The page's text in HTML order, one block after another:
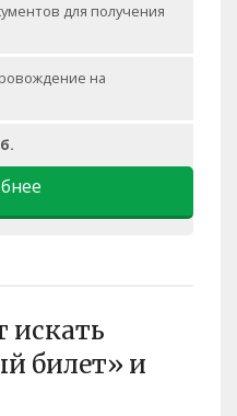
для получения
на
искать
билет» и